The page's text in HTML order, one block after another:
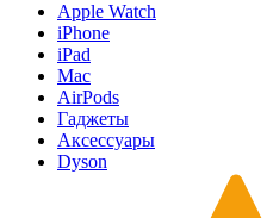
Apple Watch
iPhone
iPad
Mac
AirPods
Гаджеты
Аксессуары
Dyson